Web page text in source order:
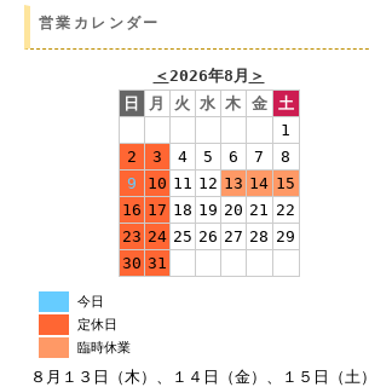
営業カレンダー
＜2026年8月 ＞
日
月 火 水 木 金
土
1
2
3 4 5 6 7
8
9
10 11 12 13 14 15
16 17 18 19 20 21 22
23 24 25 26 27 28 29
30 31
今日
定休日
臨時休業
８月１３日（木）、１４日（金）、１５日（土）